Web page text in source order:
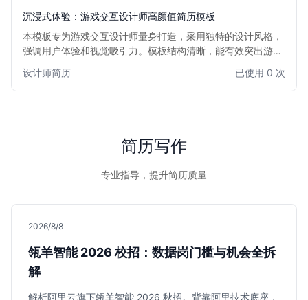
沉浸式体验：游戏交互设计师高颜值简历模板
本模板专为游戏交互设计师量身打造，采用独特的设计风格，
强调用户体验和视觉吸引力。模板结构清晰，能有效突出游戏
出，获得心仪的游戏行业职位。适用于对用户体验、游戏心理
学有深入理解的设计师。
设计师简历 已使用 0 次
简历写作
专业指导，提升简历质量
2026/8/8
瓴羊智能 2026 校招：数据岗门槛与机会全拆
解
解析阿里云旗下瓴羊智能 2026 秋招。背靠阿里技术底座，